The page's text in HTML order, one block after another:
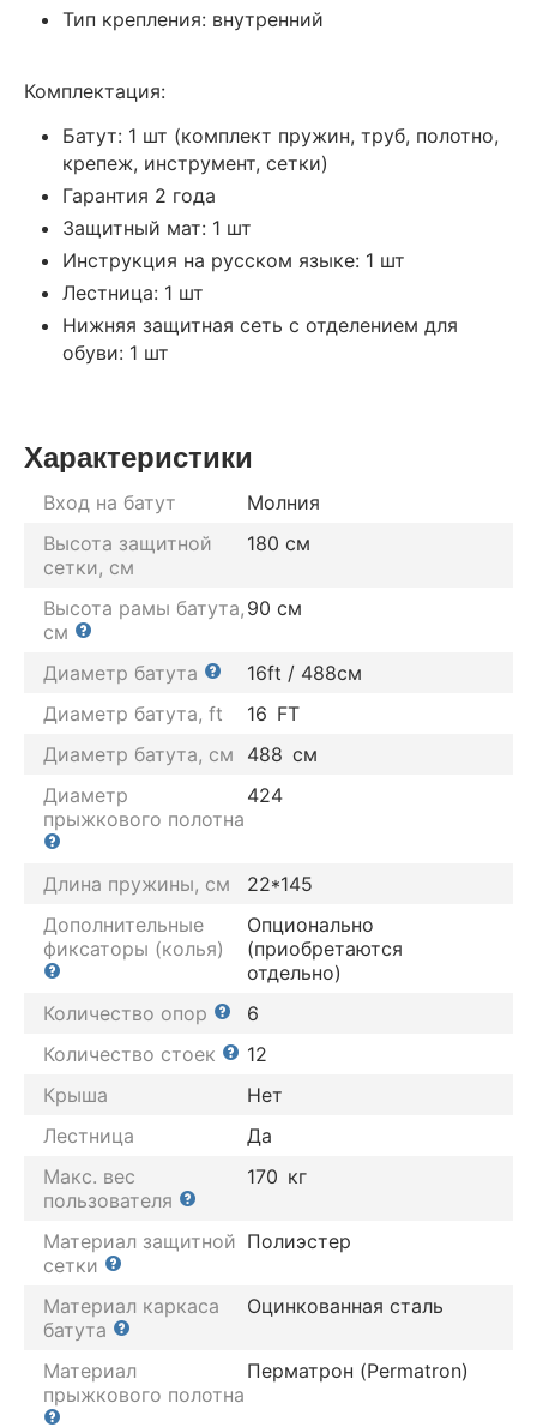
Тип крепления: внутренний
Комплектация:
Батут: 1 шт (комплект пружин, труб, полотно,
крепеж, инструмент, сетки)
Гарантия 2 года
Защитный мат: 1 шт
Инструкция на русском языке: 1 шт
Лестница: 1 шт
Нижняя защитная сеть с отделением для
обуви: 1 шт
Характеристики
Вход на батут
Молния
Высота защитной
сетки, см
180 см
Высота рамы батута,
см
90 см
Диаметр батута
16ft / 488см
Диаметр батута, ft
16 FT
Диаметр батута, см
488 см
Диаметр
прыжкового полотна
424
Длина пружины, см
22*145
Дополнительные
фиксаторы (колья)
Опционально
(приобретаются
отдельно)
Количество опор
6
Количество стоек
12
Крыша
Нет
Лестница
Да
Макс. вес
пользователя
170 кг
Материал защитной
сетки
Полиэстер
Материал каркаса
батута
Оцинкованная сталь
Материал
прыжкового полотна
Перматрон (Permatron)